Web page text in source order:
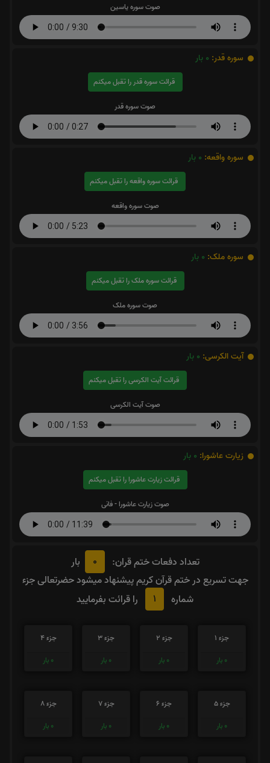
صوت سوره یاسین
سوره قدر: 0 بار
قرائت سوره قدر را تقبل میکنم
صوت سوره قدر
سوره واقعه: 0 بار
قرائت سوره واقعه را تقبل میکنم
صوت سوره واقعه
سوره ملک: 0 بار
قرائت سوره ملک را تقبل میکنم
صوت سوره ملک
آیت الکرسی: 0 بار
قرائت آیت الکرسی را تقبل میکنم
صوت آیت الکرسی
زیارت عاشورا: 0 بار
قرائت زیارت عاشورا را تقبل میکنم
صوت زیارت عاشورا - فانی
تعداد دفعات ختم قران: 0
بار
جهت تسریع در ختم قرآن کریم پیشنهاد میشود حضرتعالی جزء
شماره
1 را قرائت بفرمایید
جزء 1
0 بار
جزء 2
0 بار
جزء 3
0 بار
جزء 4
0 بار
جزء 5
0 بار
جزء 6
0 بار
جزء 7
0 بار
جزء 8
0 بار